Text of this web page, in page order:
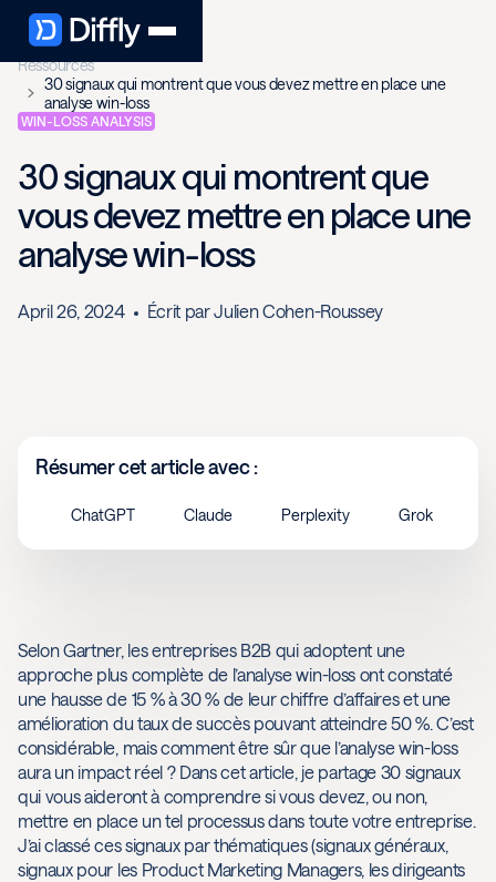
Ressources
30 signaux qui montrent que vous devez mettre en place une
analyse win-loss
WIN-LOSS ANALYSIS
30 signaux qui montrent que
vous devez mettre en place une
analyse win-loss
April 26, 2024 Écrit parJulien Cohen-Roussey
Résumer cet article avec :
ChatGPT Claude Perplexity Grok
Selon Gartner, les entreprises B2B qui adoptent une
approche plus complète de l’analyse win-loss ont constaté
une hausse de 15 % à 30 % de leur chiffre d’affaires et une
amélioration du taux de succès pouvant atteindre 50 %. C’est
considérable, mais comment être sûr que l’analyse win-loss
aura un impact réel ? Dans cet article, je partage 30 signaux
qui vous aideront à comprendre si vous devez, ou non,
mettre en place un tel processus dans toute votre entreprise.
J’ai classé ces signaux par thématiques (signaux généraux,
signaux pour les Product Marketing Managers, les dirigeants